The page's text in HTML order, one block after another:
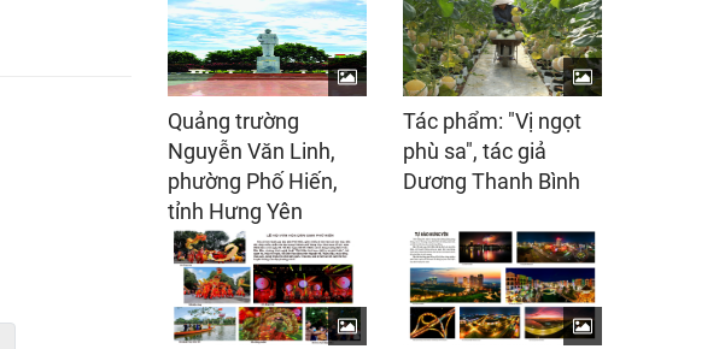
Quảng trường
Nguyễn Văn Linh,
phường Phố Hiến,
tỉnh Hưng Yên
Tác phẩm: "Vị ngọt
phù sa", tác giả
Dương Thanh Bình